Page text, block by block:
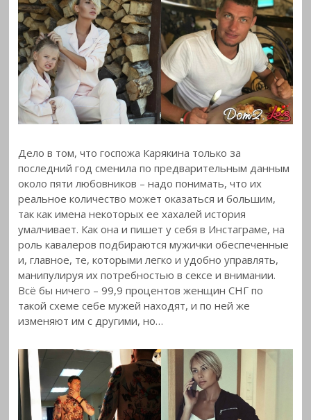
Дело в том, что госпожа Карякина только за
последний год сменила по предварительным данным
около пяти любовников – надо понимать, что их
реальное количество может оказаться и большим,
так как имена некоторых ее хахалей история
умалчивает. Как она и пишет у себя в Инстаграме, на
роль кавалеров подбираются мужички обеспеченные
и, главное, те, которыми легко и удобно управлять,
манипулируя их потребностью в сексе и внимании.
Всё бы ничего – 99,9 процентов женщин СНГ по
такой схеме себе мужей находят, и по ней же
изменяют им с другими, но…